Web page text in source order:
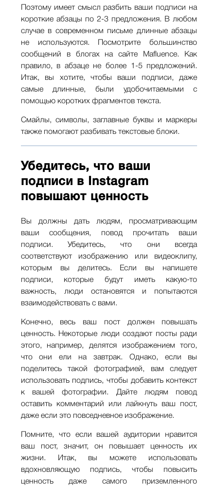
Поэтому имеет смысл разбить ваши подписи на
короткие абзацы по 2-3 предложения. В любом
случае в современном письме длинные абзацы
не используются. Посмотрите большинство
сообщений в блогах на сайте Mafluence. Как
правило, в абзаце не более 1-5 предложений.
Итак, вы хотите, чтобы ваши подписи, даже
самые длинные, были удобочитаемыми с
помощью коротких фрагментов текста.
Смайлы, символы, заглавные буквы и маркеры
также помогают разбивать текстовые блоки.
Убедитесь, что ваши
подписи в Instagram
повышают ценность
Вы должны дать людям, просматривающим
ваши сообщения, повод прочитать ваши
подписи. Убедитесь, что они всегда
соответствуют изображению или видеоклипу,
которым вы делитесь. Если вы напишете
подписи, которые будут иметь какую-то
важность, люди остановятся и попытаются
взаимодействовать с вами.
Конечно, весь ваш пост должен повышать
ценность. Некоторые люди создают посты ради
этого, например, делятся изображением того,
что они ели на завтрак. Однако, если вы
поделитесь такой фотографией, вам следует
использовать подпись, чтобы добавить контекст
к вашей фотографии. Дайте людям повод
оставить комментарий или лайкнуть ваш пост,
даже если это повседневное изображение.
Помните, что если вашей аудитории нравится
ваш пост, значит, он повышает ценность их
жизни. Итак, вы можете использовать
вдохновляющую подпись, чтобы повысить
ценность даже самого приземленного